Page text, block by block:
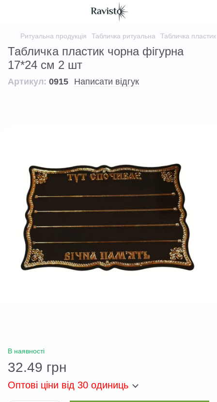
Ритуальна продукція Табличка ритуальна Табличка
Табличка пластик чорна фігурна
17*24 см 2 шт
Артикул: 0915 Написати відгук
В наявності
32.49 грн
Оптові ціни від 30 одиниць